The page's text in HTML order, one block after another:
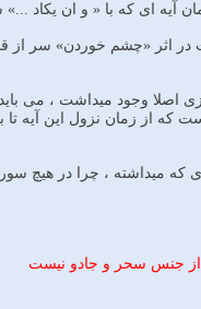
در اثر «چشم خوردن» سر از
وجود میداشت ، می
از زمان نزول این آیه تا
که میداشته ، چرا در هیچ
از جنس سحر و جادو نیست